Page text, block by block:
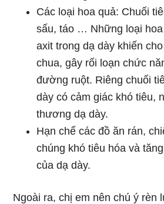
Các loại hoa quả: Chuối
sấu, táo … Những loại
axit trong dạ dày khiến
chua, gây rối loạn chức
đường ruột. Riêng chuối
dày có cảm giác khó tiêu,
thương dạ dày.
Hạn chế các đồ ăn rán,
chúng khó tiêu hóa và
của dạ dày.
Ngoài ra, chị em nên chú ý rèn